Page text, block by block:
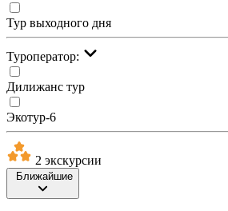
Тур выходного дня
Туроператор:
Дилижанс тур
Экотур-6
2 экскурсии
Ближайшие